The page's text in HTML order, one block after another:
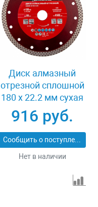
Диск алмазный
отрезной сплошной
180 х 22.2 мм сухая
резка Matrix
Professional 73128
916 руб.
Сообщить о поступлении
Нет в наличии